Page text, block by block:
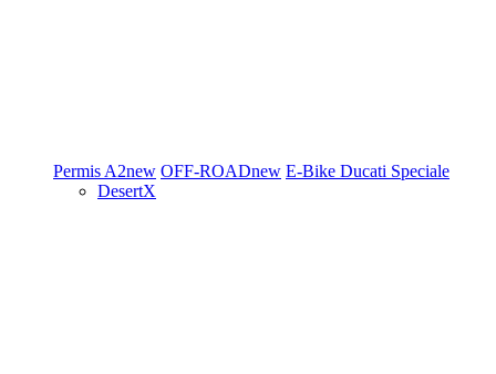
Permis A2new OFF-ROADnew E-Bike Ducati Speciale
DesertX